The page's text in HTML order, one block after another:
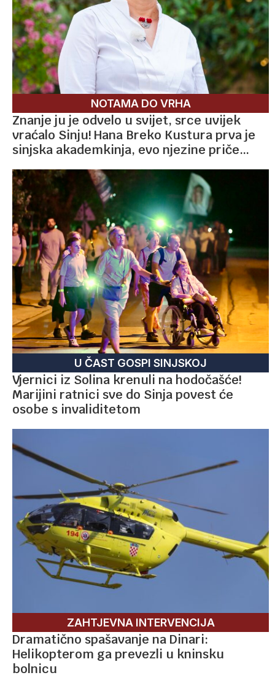
NOTAMA DO VRHA
Znanje ju je odvelo u svijet, srce uvijek
vraćalo Sinju! Hana Breko Kustura prva je
sinjska akademkinja, evo njezine priče…
U ČAST GOSPI SINJSKOJ
Vjernici iz Solina krenuli na hodočašće!
Marijini ratnici sve do Sinja povest će
osobe s invaliditetom
ZAHTJEVNA INTERVENCIJA
Dramatično spašavanje na Dinari:
Helikopterom ga prevezli u kninsku
bolnicu